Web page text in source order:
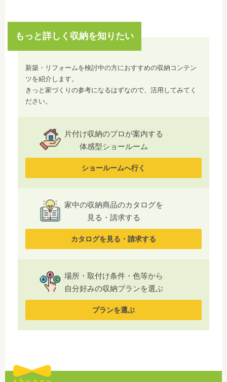
もっと詳しく収納を知りたい
新築・リフォームを検討中の方におすすめの収納コンテン
ツを紹介します。
きっと家づくりの参考になるはずなので、活用してみてく
ださい。
片付け収納のプロが案内する
体感型ショールーム
ショールームへ行く
家中の収納商品のカタログを
見る・請求する
カタログを見る・請求する
場所・取付け条件・色等から
自分好みの収納プランを選ぶ
プランを選ぶ